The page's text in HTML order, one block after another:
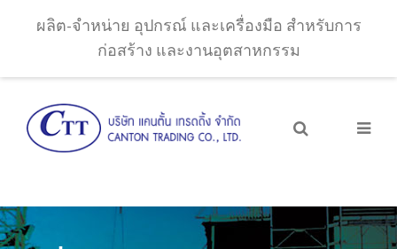
ผลิต-จำหน่าย อุปกรณ์ และเครื่องมือ สำหรับการ
ก่อสร้าง และงานอุตสาหกรรม